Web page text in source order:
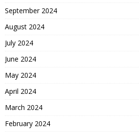
September 2024
August 2024
July 2024
June 2024
May 2024
April 2024
March 2024
February 2024